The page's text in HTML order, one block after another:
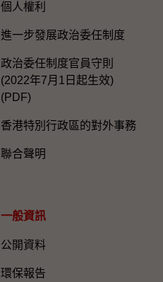
個人權利
進一步發展政治委任制度
政治委任制度官員守則
(2022年7月1日起生效)
(PDF)
香港特別行政區的對外事務
聯合聲明
一般資訊​
公開資料
環保報告